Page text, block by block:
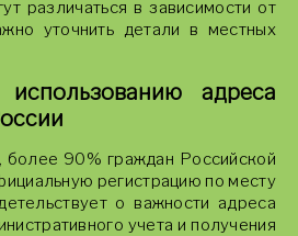
различаться в зависимости от
уточнить детали в местных
адреса
более 90% граждан Российской
регистрацию по месту
о важности адреса
учета и получения